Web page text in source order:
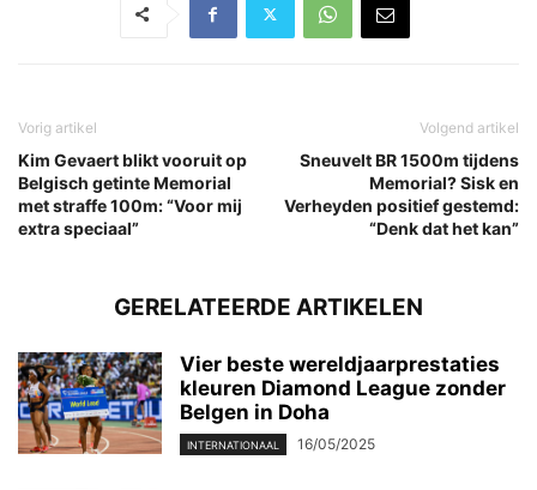
Vorig artikel
Kim Gevaert blikt vooruit op
Belgisch getinte Memorial
met straffe 100m: “Voor mij
extra speciaal”
Volgend artikel
Sneuvelt BR 1500m tijdens
Memorial? Sisk en
Verheyden positief gestemd:
“Denk dat het kan”
GERELATEERDE ARTIKELEN
Vier beste wereldjaarprestaties
kleuren Diamond League zonder
Belgen in Doha
INTERNATIONAAL 16/05/2025